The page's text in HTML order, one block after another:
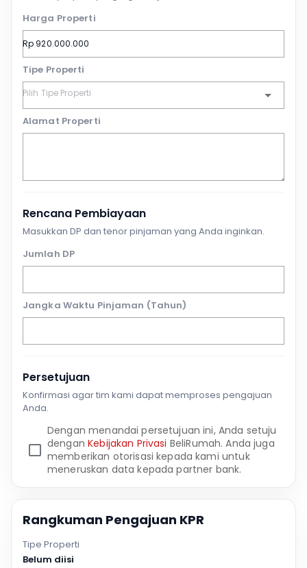
Harga Properti
Tipe Properti
Alamat Properti
Rencana Pembiayaan
Masukkan DP dan tenor pinjaman yang Anda inginkan.
Jumlah DP
Jangka Waktu Pinjaman (Tahun)
Persetujuan
Konfirmasi agar tim kami dapat memproses pengajuan
Anda.
Dengan menandai persetujuan ini, Anda setuju
denganKebijakan Privasi BeliRumah. Anda juga
memberikan otorisasi kepada kami untuk
meneruskan data kepada partner bank.
Rangkuman Pengajuan KPR
Tipe Properti
Belum diisi